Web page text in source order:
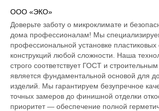
ООО «ЭКО»
Доверьте заботу о микроклимате и
дома профессионалам! Мы
профессиональной установке
конструкций любой сложности. Наша
строго соответствует ГОСТ и
является фундаментальной основой для
изделий. Мы гарантируем безупречное
точных замеров до финишной отделки
приоритет — обеспечение полной